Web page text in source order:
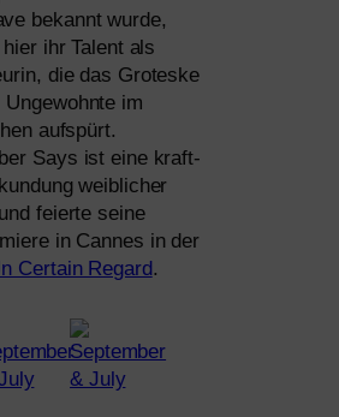
bekannt wur­de,
ihr Talent als
die das Groteske
Ungewohnte im
auf­spürt.
Says ist eine kraft­
weib­li­cher
fei­er­te sei­ne
in Cannes in der
Certain Regard.